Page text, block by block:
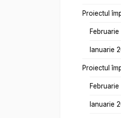
Proiectul
Ianuarie
Proiectul
Ianuarie